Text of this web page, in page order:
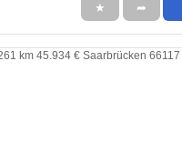
★ ➦